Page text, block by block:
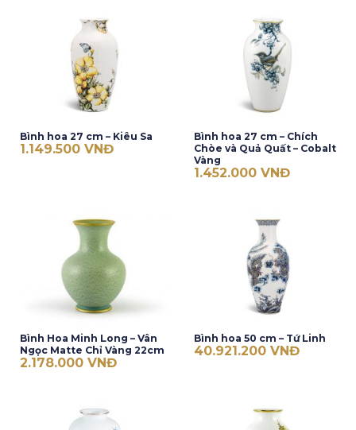
Bình hoa 27 cm – Kiêu Sa
1.149.500 VNĐ
Bình hoa 27 cm – Chích
Chòe và Quả Quất – Cobalt
Vàng
1.452.000 VNĐ
Bình Hoa Minh Long – Vân
Ngọc Matte Chỉ Vàng 22cm
2.178.000 VNĐ
Bình hoa 50 cm – Tứ Linh
40.921.200 VNĐ